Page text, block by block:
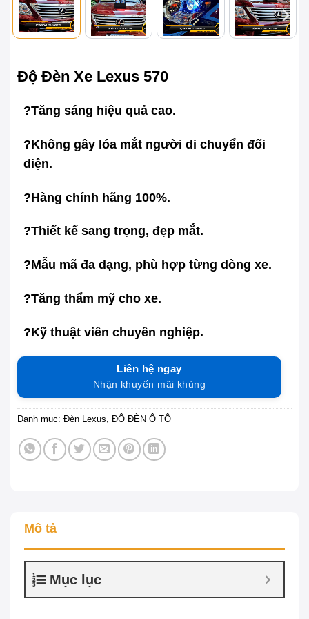
Độ Đèn Xe Lexus 570
?Tăng sáng hiệu quả cao.
?Không gây lóa mắt người di chuyển đối
diện.
?Hàng chính hãng 100%.
?Thiết kế sang trọng, đẹp mắt.
?Mẫu mã đa dạng, phù hợp từng dòng xe.
?Tăng thẩm mỹ cho xe.
?Kỹ thuật viên chuyên nghiệp.
Liên hệ ngay
Nhận khuyến mãi khủng
Danh mục: Đèn Lexus ĐỘ ĐÈN Ô TÔ
Mô tả
Mục lục